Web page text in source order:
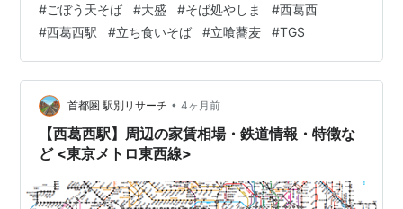
した。 食事をするのは”春菊天そば”以来、 102日=14週4
日=3ヶ月12日ぶりです。 (写真撮影後に駐輪可能な場所
に移動しております) ”ごぼう天”は単品トッピングも、
“かけそば"との差額も190円。 大盛は150円なので現マ
イ…
#ごぼう天そば #大盛 #そば処やしま #西葛西
#西葛西駅 #立ち食いそば #立喰蕎麦 #TGS
首都圏 駅別リサーチ • 4ヶ月前
【西葛西駅】周辺の家賃相場・鉄道情報・特徴な
ど <東京メトロ東西線>